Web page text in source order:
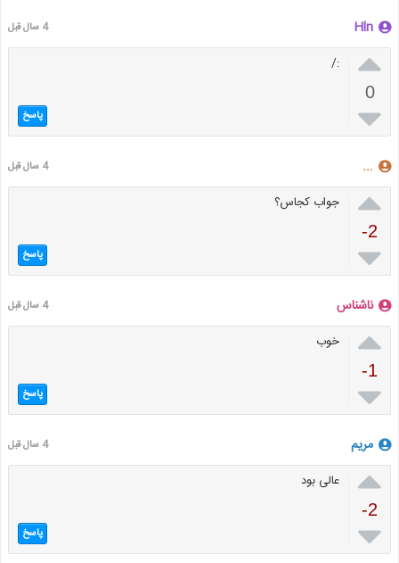
Hln 4 سال قبل

0

:/
پاسخ
... 4 سال قبل

-2

جواب کجاس؟
پاسخ
ناشناس 4 سال قبل

-1

خوب
پاسخ
مریم 4 سال قبل

-2

عالی بود
پاسخ